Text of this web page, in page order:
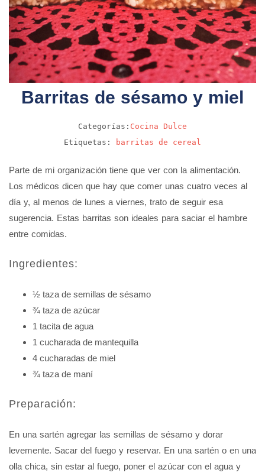
Barritas de sésamo y miel
Categorías: Cocina
Dulce
Etiquetas:
barritas de cereal
Parte de mi organización tiene que ver con la alimentación.
Los médicos dicen que hay que comer unas cuatro veces al
día y, al menos de lunes a viernes, trato de seguir esa
sugerencia. Estas barritas son ideales para saciar el hambre
entre comidas.
Ingredientes:
½ taza de semillas de sésamo
¾ taza de azúcar
1 tacita de agua
1 cucharada de mantequilla
4 cucharadas de miel
¾ taza de maní
Preparación:
En una sartén agregar las semillas de sésamo y dorar
levemente. Sacar del fuego y reservar. En una sartén o en una
olla chica, sin estar al fuego, poner el azúcar con el agua y